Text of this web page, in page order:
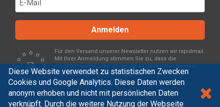
Diese Website verwendet zu statistischen Zwecken
Cookies und Google Analytics. Diese Daten werden
anonym erhoben und nicht mit persönlichen Daten
verknüpft. Durch die weitere Nutzung der Webseite
Anmelden
Für den Versand unserer Newsletter nutzen wir rapidmail.
Mit Ihrer Anmeldung stimmen Sie zu, dass die
eingegebenen Daten an rapidmail übermittelt werden.
Beachten Sie bitte derenAGBund
Datenschutzbestimmungen.